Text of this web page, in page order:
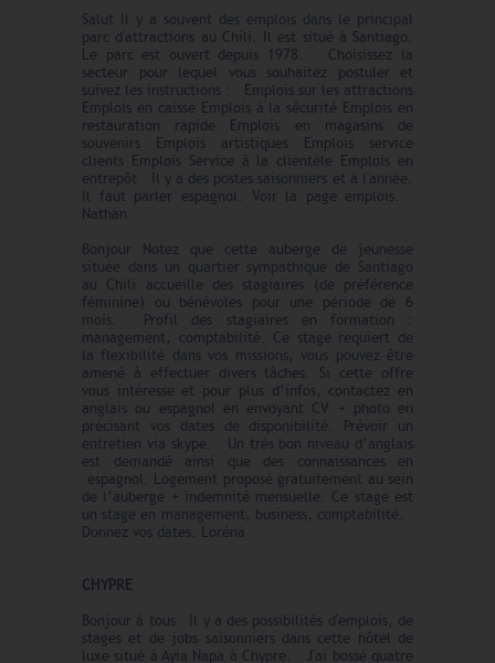
Salut Il y a souvent des emplois dans le principal
parc d'attractions au Chili. Il est situé à Santiago.
Le parc est ouvert depuis 1978. Choisissez la
secteur pour lequel vous souhaitez postuler et
suivez les instructions : Emplois sur les attractions
Emplois en caisse Emplois à la sécurité Emplois en
restauration rapide Emplois en magasins de
souvenirs Emplois artistiques Emplois service
clients Emplois Service à la clientèle Emplois en
entrepôt Il y a des postes saisonniers et à l'année.
Il faut parler espagnol. Voir la page emplois.
Nathan
Bonjour Notez que cette auberge de jeunesse
située dans un quartier sympathique de Santiago
au Chili accueille des stagiaires (de préférence
féminine) ou bénévoles pour une période de 6
mois. Profil des stagiaires en formation :
management, comptabilité. Ce stage requiert de
la flexibilité dans vos missions, vous pouvez être
amené à effectuer divers tâches. Si cette offre
vous intéresse et pour plus d’infos, contactez en
anglais ou espagnol en envoyant CV + photo en
précisant vos dates de disponibilité. Prévoir un
entretien via skype. Un très bon niveau d’anglais
est demandé ainsi que des connaissances en
espagnol. Logement proposé gratuitement au sein
de l’auberge + indemnité mensuelle. Ce stage est
un stage en management, business, comptabilité.
Donnez vos dates. Loréna
CHYPRE
Bonjour à tous Il y a des possibilités d'emplois, de
stages et de jobs saisonniers dans cette hôtel de
luxe situé à Ayia Napa à Chypre. J'ai bossé quatre